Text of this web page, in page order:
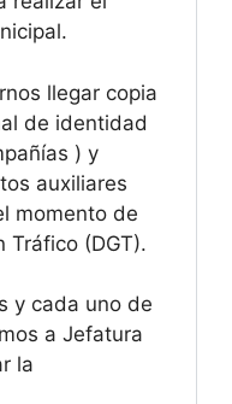
llegar copia
de identidad
) y
auxiliares
momento de
Tráfico (DGT).
y cada uno de
a Jefatura
la